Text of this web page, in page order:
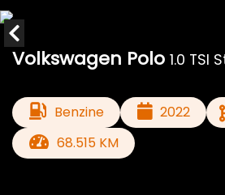
Volkswagen Polo 1.0 TSI
Benzine 2022
68.515 KM